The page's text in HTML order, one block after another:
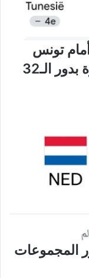
أمام تونس
الـ32
المجموعات